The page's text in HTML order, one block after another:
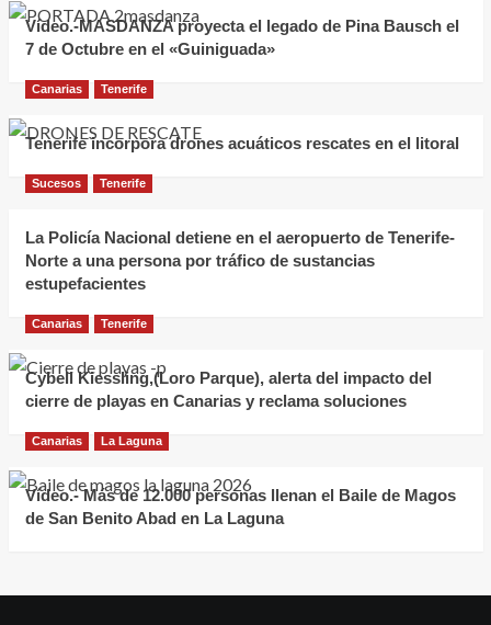
Vídeo.-MASDANZA proyecta el legado de Pina Bausch el
7 de Octubre en el «Guiniguada»
Canarias Tenerife
Tenerife incorpora drones acuáticos rescates en el litoral
Sucesos Tenerife
La Policía Nacional detiene en el aeropuerto de Tenerife-
Norte a una persona por tráfico de sustancias
estupefacientes
Canarias Tenerife
Cybell Kiessling,(Loro Parque), alerta del impacto del
cierre de playas en Canarias y reclama soluciones
Canarias La Laguna
Vídeo.- Más de 12.000 personas llenan el Baile de Magos
de San Benito Abad en La Laguna